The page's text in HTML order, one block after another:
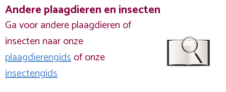
Andere plaagdieren en insecten
Ga voor andere plaagdieren of
insecten naar onze
plaagdierengidsof onze
insectengids